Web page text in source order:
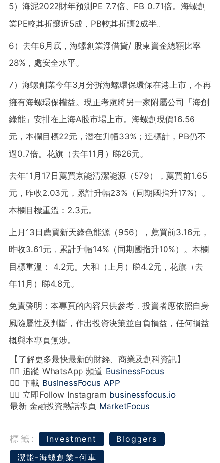
5）海泥2022財年預測PE 7.7倍、PB 0.71倍。海螺創
業PE較其折讓近5成，PB較其折讓2成半。
6）去年6月底，海螺創業淨借貸/ 股東資金總額比率
28%，處安全水平。
7）海螺創業今年3月分拆海螺環保環保在港上市，不再
擁有海螺環保權益。現正考慮將另一家附屬公司「海創
綠能」安排在上海A股市場上市。海螺創現價16.56
元，本欄目標22元，潛在升幅33%；達標計，PB仍不
過0.7倍。花旗（去年11月）睇26元。
去年11月17日薦買京能清潔能源（579），薦買前1.65
元，昨收2.03元，累計升幅23%（同期國指升17%）。
本欄目標重溫：2.3元。
上月13日薦買新天綠色能源（956），薦買前3.16元，
昨收3.61元，累計升幅14%（同期國指升10%）。本欄
目標重溫： 4.2元。大和（上月）睇4.2元，花旗（去
年11月）睇4.8元。
免責聲明：本專頁的內容只供參考，投資者應依照自身
風險屬性及判斷，作出投資決策並自負損益，任何損益
概與本專頁無涉。
【了解更多最快最新的財經、商業及創科資訊】
👉🏻 追蹤 WhatsApp 頻道 BusinessFocus
👉🏻 下載 BusinessFocus APP
👉🏻 立即Follow Instagram businessfocus.io
最新 金融投資熱話專頁 MarketFocus
標籤: Investment
Bloggers
潔能-海螺創業-何車